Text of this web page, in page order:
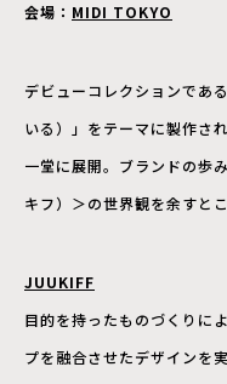
会場： MIDI TOKYO
デビューコレクションであ
いる）」をテーマに製作さ
一堂に展開。ブランドの歩
キフ）＞の世界観を余すと
JUUKIFF
目的を持ったものづくりに
プを融合させたデザインを